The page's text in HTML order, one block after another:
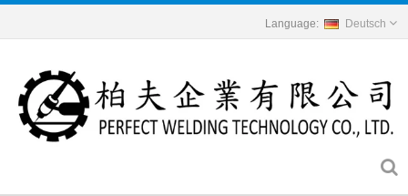
Deutsch